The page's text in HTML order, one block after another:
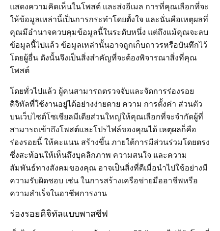
แสดงความคิดเห็นในโพสต์ และส่งอีเมล การที่คุณเลือกที่จะ
ให้ข้อมูลเหล่านี้เป็นการกระทำโดยตั้งใจ และนั่นคือเหตุผลที่
คุณมีอำนาจควบคุมข้อมูลนี้ในระดับหนึ่ง แต่ถึงแม้คุณจะลบ
ข้อมูลนี้ไปแล้ว ข้อมูลเหล่านั้นอาจถูกเก็บถาวรหรือบันทึกไว้
โดยผู้อื่น ดังนั้นจึงเป็นสิ่งสำคัญที่จะต้องพิจารณาสิ่งที่คุณ
โพสต์
โดยทั่วไปแล้ว ผู้คนสามารถตรวจจับและจัดการร่องรอย
ดิจิทัลที่ใช้งานอยู่ได้อย่างง่ายดาย ความ การตั้งค่า ส่วนตัว
บนเว็บไซต์โซเชียลมีเดียส่วนใหญ่ให้คุณเลือกที่จะจำกัดผู้ที่
สามารถเข้าถึงโพสต์และโปรไฟล์ของคุณได้ เหตุผลก็คือ
ร่องรอยนี้ ให้คะแนน สร้างขึ้น ภายใต้การมีส่วนร่วมโดยตรง
ซึ่งสะท้อนให้เห็นถึงบุคลิกภาพ ความสนใจ และความ
สัมพันธ์ทางสังคมของคุณ อาจเป็นสิ่งที่ดีเมื่อนำไปใช้อย่างมี
ความรับผิดชอบ เช่น ในการสร้างเครือข่ายมืออาชีพหรือ
ความสำเร็จในอาชีพการงาน
ร่องรอยดิจิทัลแบบพาสซีฟ